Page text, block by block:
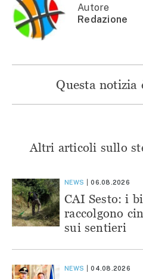
finestra)
Autore
Redazione
Questa notizia
Altri articoli sullo
NEWS 06.08.2026
CAI Sesto: i
raccolgono
sui sentieri
NEWS 04.08.2026